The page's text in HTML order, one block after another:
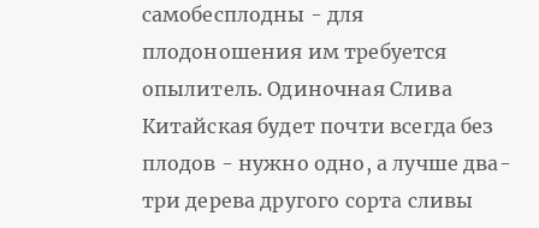
самобесплодны - для
плодоношения им требуется
опылитель. Одиночная Слива
Китайская будет почти всегда без
плодов - нужно одно, а лучше два-
три дерева другого сорта сливы